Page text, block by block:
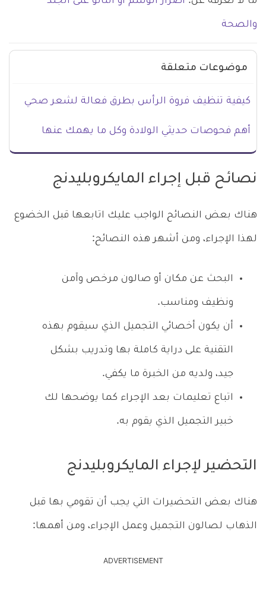
والصحة
موضوعات متعلقة
كيفية تنظيف فروة الرأس بطرق فعالة لشعر صحي
أهم فحوصات حديثي الولادة وكل ما يهمك عنها
نصائح قبل إجراء المايكروبليدنج
هناك بعض النصائح الواجب عليك اتابعها قبل الخضوع
لهذا الإجراء، ومن أشهر هذه النصائح:
البحث عن مكان أو صالون مرخص وآمن
ونظيف ومناسب.
أن يكون أخصائي التجميل الذي سيقوم بهذه
التقنية على دراية كاملة بها وتدريب بشكل
جيد، ولديه من الخبرة ما يكفي.
اتباع تعليمات بعد الإجراء كما يوضحها لك
خبير التجميل الذي يقوم به.
التحضير لإجراء المايكروبليدنج
هناك بعض التحضيرات التي يجب أن تقومي بها قبل
الذهاب لصالون التجميل وعمل الإجراء، ومن أهمها:
ADVERTISEMENT